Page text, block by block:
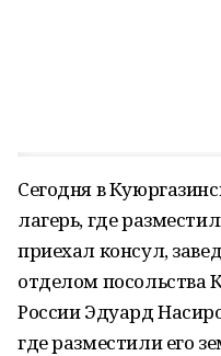
Сегодня в
лагерь, где
приехал консул,
отделом посольства
России Эдуард
где разместили его